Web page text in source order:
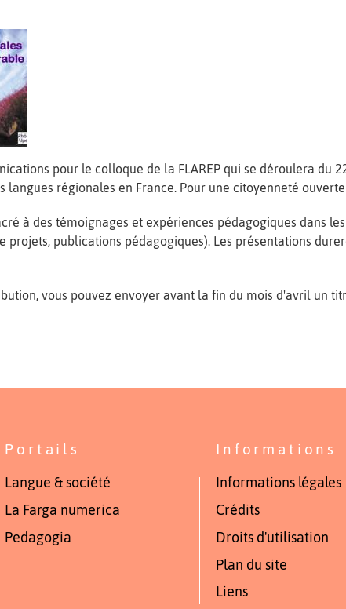
pour le colloque de la FLAREP qui se déroulera du
régionales en France. Pour une citoyenneté ouverte
à des témoignages et expériences pédagogiques dans
projets, publications pédagogiques). Les présentations
vous pouvez envoyer avant la fin du mois d'avril un
Portails
Langue & société
La Farga numerica
Pedagogia
Informations
Informations légales
Crédits
Droits d'utilisation
Plan du site
Liens